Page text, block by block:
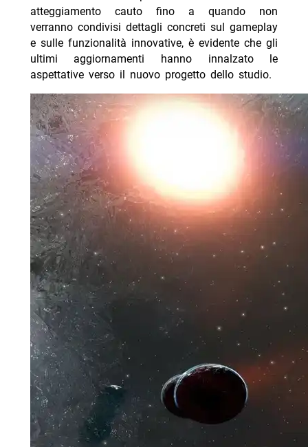
atteggiamento cauto fino a quando non
verranno condivisi dettagli concreti sul gameplay
e sulle funzionalità innovative, è evidente che gli
ultimi aggiornamenti hanno innalzato le
aspettative verso il nuovo progetto dello studio.